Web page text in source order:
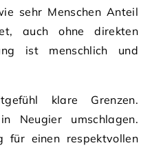
sehr Menschen Anteil
auch ohne direkten
ist menschlich und
klare Grenzen.
Neugier umschlagen.
für einen respektvollen